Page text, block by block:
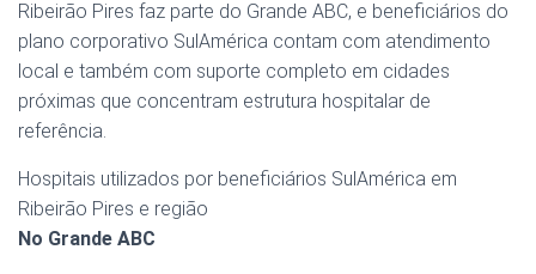
Ribeirão Pires faz parte do Grande ABC, e beneficiários do
plano corporativo SulAmérica contam com atendimento
local e também com suporte completo em cidades
próximas que concentram estrutura hospitalar de
referência.
Hospitais utilizados por beneficiários SulAmérica em
Ribeirão Pires e região
No Grande ABC